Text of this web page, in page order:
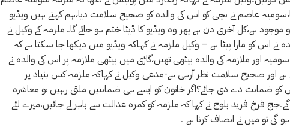
عاصم نے بچی کو اس کی والدہ کو صحیح سلامت دیا،ہم کہتے ہیں ویڈیو
نے ویڈیو حاصل کی؟بس سٹاپ پر 3گھنٹے کی ویڈیو موجود ہے،کل آخری دن ہے پھر وہ ویڈیو کا ڈیٹا ختم ہو جائے گا۔ ملزمہ کے وکیل نے
اس کو مارا پیٹا ہے – وکیل ملزمہ نے کہاکہ ویڈیو میں دیکھا جا سکتا ہے کہ
اور ملازمہ کی والدہ بیٹھی تھیں،گاڑی میں بیٹھی ملازمہ پر اس کی والدہ نے
بیٹھی ہے اور صحیح سلامت نظر آرہی ہے-مدعی وکیل نے کہاکہ ملزمہ کس بنیاد پر
ضمانت دے دی جائے؟اگر خاتون کو ایسے ہی ضمانتیں ملتی رہیں تو معاشرہ
فرخ فرید بلوچ نے کہا کہ ملزمہ کو کمرہ عدالت سے باہر لے جائیں،میرے لئے
تو میں نے انصاف کرنا ہے ۔